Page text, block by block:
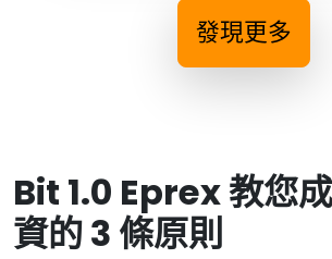
發現更多
Bit 1.0 Eprex 教您
資的 3 條原則